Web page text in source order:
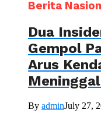
Berita
Dua
Gempol
Arus
By adminJuly 27,